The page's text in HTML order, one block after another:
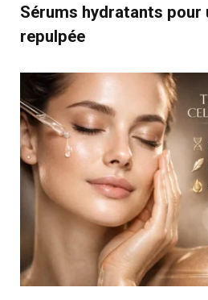
Sérums hydratants pour
repulpée